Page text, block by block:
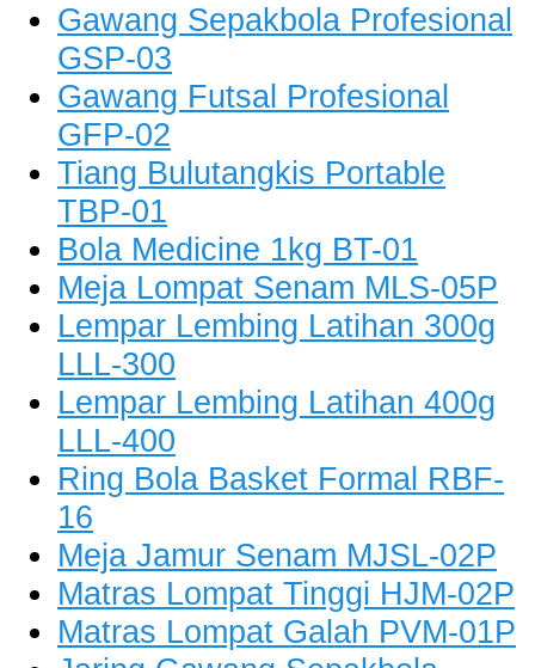
Gawang Sepakbola Profesional
GSP-03
Gawang Futsal Profesional
GFP-02
Tiang Bulutangkis Portable
TBP-01
Bola Medicine 1kg BT-01
Meja Lompat Senam MLS-05P
Lempar Lembing Latihan 300g
LLL-300
Lempar Lembing Latihan 400g
LLL-400
Ring Bola Basket Formal RBF-
16
Meja Jamur Senam MJSL-02P
Matras Lompat Tinggi HJM-02P
Matras Lompat Galah PVM-01P